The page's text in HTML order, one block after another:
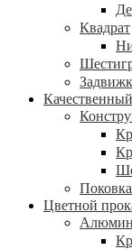
Квадрат
Поковка
Цветной